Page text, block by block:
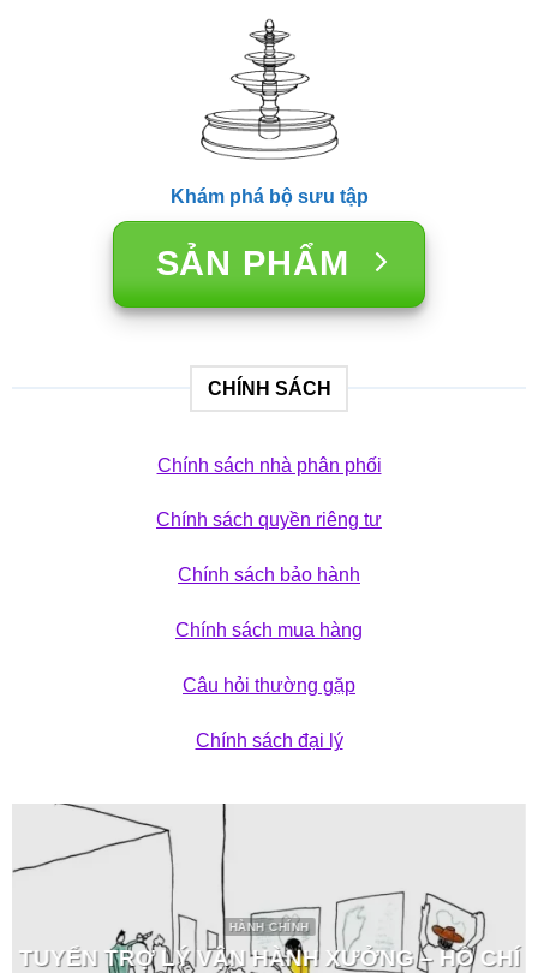
Khám phá bộ sưu tập
SẢN PHẨM
CHÍNH SÁCH
Chính sách nhà phân phối
Chính sách quyền riêng tư
Chính sách bảo hành
Chính sách mua hàng
Câu hỏi thường gặp
Chính sách đại lý
HÀNH CHÍNH
TUYỂN TRỢ LÝ VẬN HÀNH XƯỞNG – HỒ CHÍ